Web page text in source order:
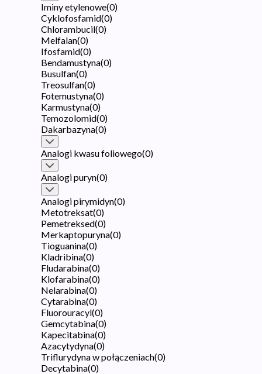
Iminy etylenowe(0)
Cyklofosfamid(0)
Chlorambucil(0)
Melfalan(0)
Ifosfamid(0)
Bendamustyna(0)
Busulfan(0)
Treosulfan(0)
Fotemustyna(0)
Karmustyna(0)
Temozolomid(0)
Dakarbazyna(0)
Analogi kwasu foliowego(0)
Analogi puryn(0)
Analogi pirymidyn(0)
Metotreksat(0)
Pemetreksed(0)
Merkaptopuryna(0)
Tioguanina(0)
Kladribina(0)
Fludarabina(0)
Klofarabina(0)
Nelarabina(0)
Cytarabina(0)
Fluorouracyl(0)
Gemcytabina(0)
Kapecitabina(0)
Azacytydyna(0)
Triflurydyna w połączeniach(0)
Decytabina(0)